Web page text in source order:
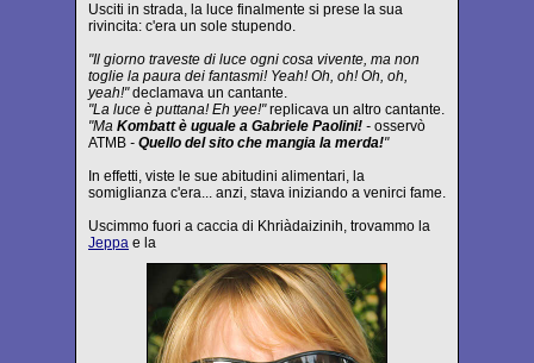
Usciti in strada, la luce finalmente si prese la sua
rivincita: c'era un sole stupendo.
"Il giorno traveste di luce ogni cosa vivente, ma non
toglie la paura dei fantasmi! Yeah! Oh, oh! Oh, oh,
yeah!"declamava un cantante.
"La luce è puttana! Eh yee!"replicava un altro cantante.
"Ma Kombatt è uguale a Gabriele Paolini! - osservò
ATMB - Quello del sito che mangia la merda!"
In effetti, viste le sue abitudini alimentari, la
somiglianza c'era... anzi, stava iniziando a venirci fame.
Uscimmo fuori a caccia di Khriàdaizinih, trovammo la
Jeppa e la